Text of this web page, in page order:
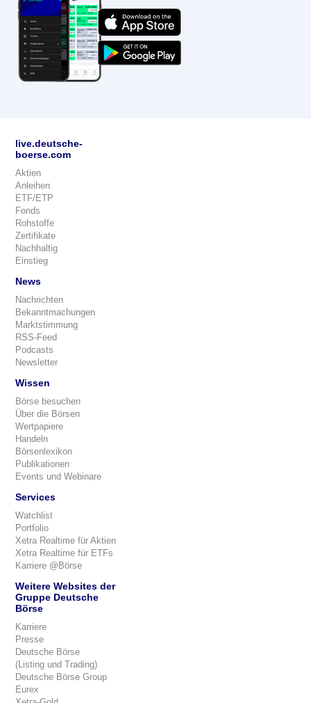
live.deutsche-
boerse.com
Aktien
Anleihen
ETF/ETP
Fonds
Rohstoffe
Zertifikate
Nachhaltig
Einstieg
News
Nachrichten
Bekanntmachungen
Marktstimmung
RSS-Feed
Podcasts
Newsletter
Wissen
Börse besuchen
Über die Börsen
Wertpapiere
Handeln
Börsenlexikon
Publikationen
Events und Webinare
Services
Watchlist
Portfolio
Xetra Realtime für Aktien
Xetra Realtime für ETFs
Karriere @Börse
Weitere Websites der
Gruppe Deutsche
Börse
Karriere
Presse
Deutsche Börse
(Listing und Trading)
Deutsche Börse Group
Eurex